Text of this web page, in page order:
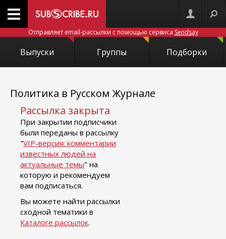
Отправляет email-рассылки с помощью сервиса Sendsay
Выпуски Группы Подборки
Политика в Русском Журнале
Рассылка закрыта
При закрытии подписчики
были переданы в рассылку
"VIP-версия: комментарии
известных людей на
актуальные темы" на
которую и рекомендуем
вам подписаться.
Вы можете найти рассылки
сходной тематики в
Каталоге рассылок.